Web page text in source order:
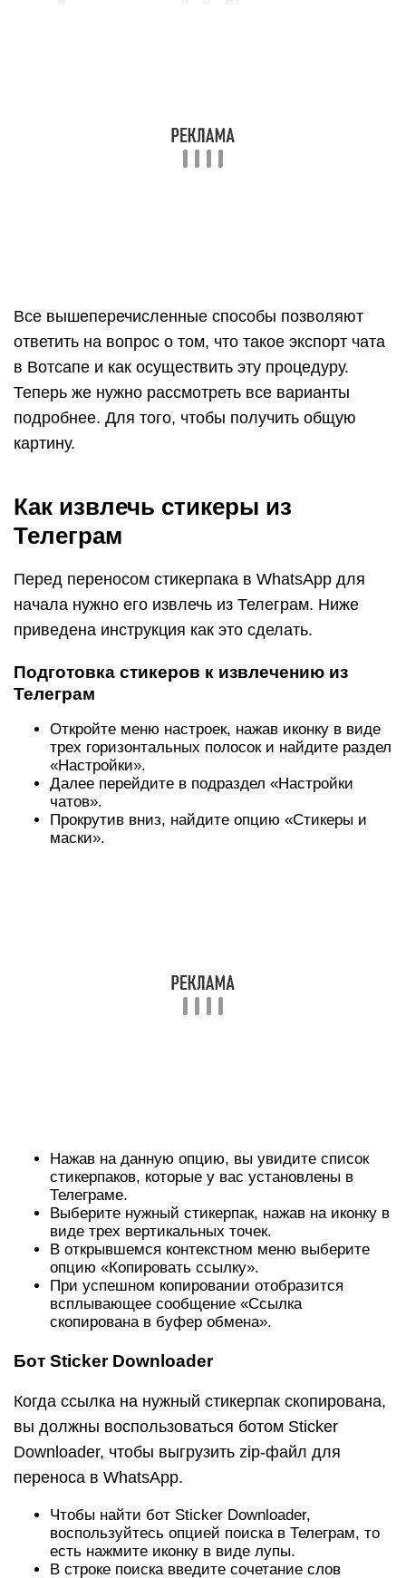
подробнее. Для того, чтобы получить общую
начала нужно его извлечь из Телеграм. Ниже
приведена инструкция как это сделать.
Подготовка стикеров к извлечению из
Телеграм
Откройте меню настроек, нажав иконку в виде
чатов».
Прокрутив вниз, найдите опцию «Стикеры и
маски».
опцию «Копировать ссылку».
При успешном копировании отобразится
всплывающее сообщение «Ссылка
Downloader, чтобы выгрузить zip-файл для
переноса в WhatsApp.
Чтобы найти бот Sticker Downloader,
воспользуйтесь опцией поиска в Телеграм, то
есть нажмите иконку в виде лупы.
В строке поиска введите сочетание слов
Sticker Downloader.
В появившемся списке выберите первый
результат.
Попав в чат с ботом, нажмите Старт.
Бот в ответ отправит вам сообщение с
настройками. В полученном сообщении
нажмите Settings.
В открывшемся меню выберите формат Webp.